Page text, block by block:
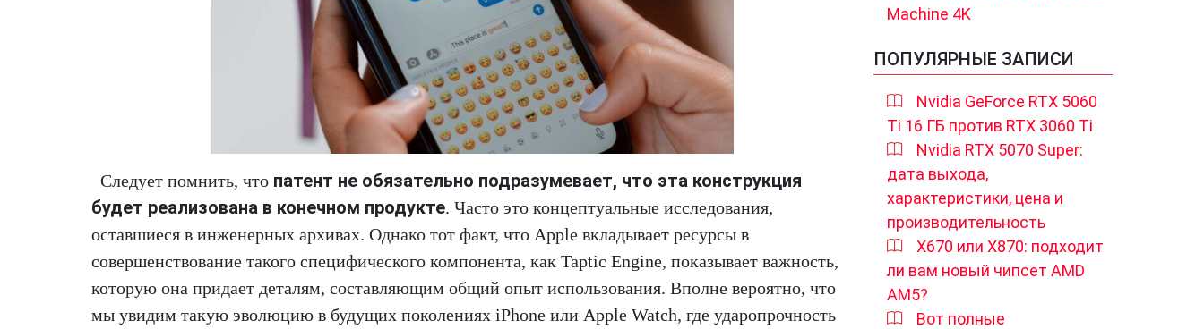
Следует помнить, что патент не обязательно подразумевает, что эта конструкция
будет реализована в конечном продукте. Часто это концептуальные исследования,
оставшиеся в инженерных архивах. Однако тот факт, что Apple вкладывает ресурсы в
совершенствование такого специфического компонента, как Taptic Engine, показывает важность,
которую она придает деталям, составляющим общий опыт использования. Вполне вероятно, что
мы увидим такую эволюцию в будущих поколениях iPhone или Apple Watch, где ударопрочность
Machine 4K
ПОПУЛЯРНЫЕ ЗАПИСИ
Nvidia GeForce RTX 5060
Ti 16 ГБ против RTX 3060 Ti
Nvidia RTX 5070 Super:
дата выхода,
характеристики, цена и
производительность
X670 или X870: подходит
ли вам новый чипсет AMD
AM5?
Вот полные